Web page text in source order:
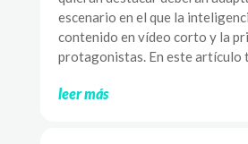
escenario en el que la
contenido en vídeo corto y la
protagonistas. En este artículo
leer más